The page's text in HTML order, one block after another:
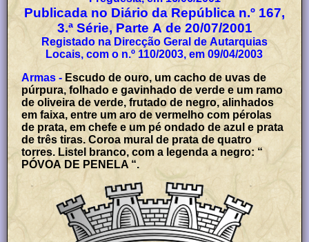
Publicada no Diário da República n.º 167,
3.ª Série, Parte A de 20/07/2001
Registado na Direcção Geral de Autarquias
Locais, com o n.º 110/2003, em 09/04/2003
Armas - Escudo de ouro, um cacho de uvas de
púrpura, folhado e gavinhado de verde e um ramo
de oliveira de verde, frutado de negro, alinhados
em faixa, entre um aro de vermelho com pérolas
de prata, em chefe e um pé ondado de azul e prata
de três tiras. Coroa mural de prata de quatro
torres. Listel branco, com a legenda a negro: “
PÓVOA DE PENELA “.